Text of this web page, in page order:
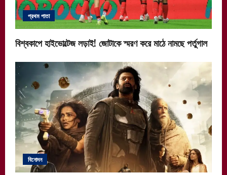
প্রথম পাতা
বিশ্বকাপে হাইভোল্টেজ লড়াই! জোটাকে স্মরণ করে মাঠে নামছে পর্তুগাল
বিনোদন